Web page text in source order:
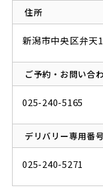
住所
新潟市中央区弁天
ご予約・お問い合
025-240-5165
デリバリー専用番号
025-240-5271